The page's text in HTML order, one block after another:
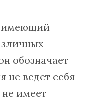
имеющий
обозначает
не ведет себя
имеет